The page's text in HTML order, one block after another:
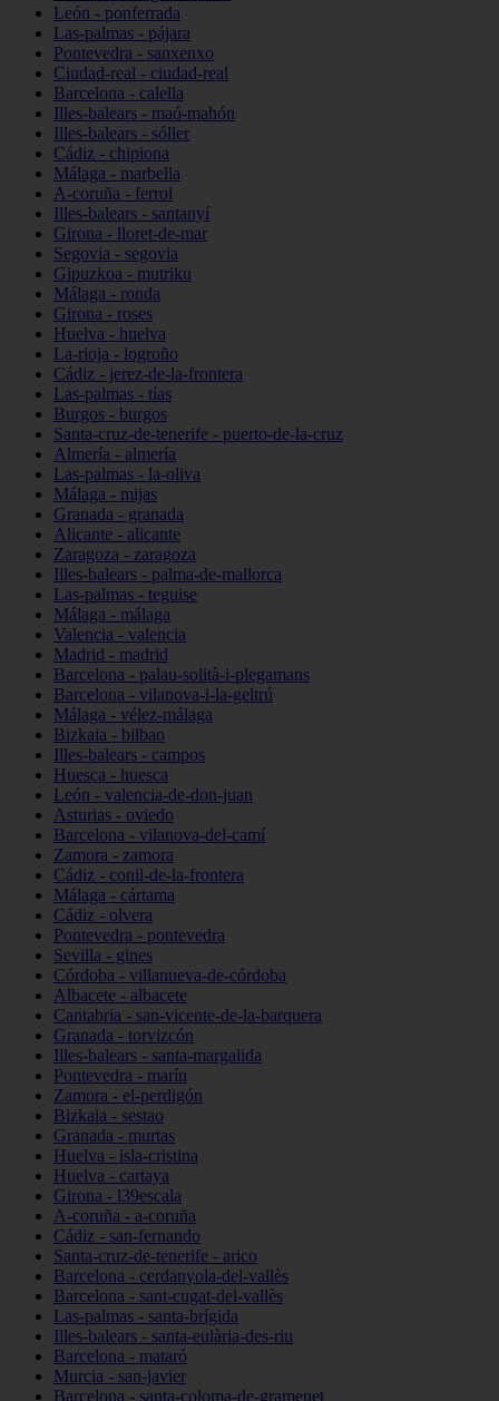
León - ponferrada
Las-palmas - pájara
Pontevedra - sanxenxo
Ciudad-real - ciudad-real
Barcelona - calella
Illes-balears - maó-mahón
Illes-balears - sóller
Cádiz - chipiona
Málaga - marbella
A-coruña - ferrol
Illes-balears - santanyí
Girona - lloret-de-mar
Segovia - segovia
Gipuzkoa - mutriku
Málaga - ronda
Girona - roses
Huelva - huelva
La-rioja - logroño
Cádiz - jerez-de-la-frontera
Las-palmas - tías
Burgos - burgos
Santa-cruz-de-tenerife - puerto-de-la-cruz
Almería - almería
Las-palmas - la-oliva
Málaga - mijas
Granada - granada
Alicante - alicante
Zaragoza - zaragoza
Illes-balears - palma-de-mallorca
Las-palmas - teguise
Málaga - málaga
Valencia - valencia
Madrid - madrid
Barcelona - palau-solità-i-plegamans
Barcelona - vilanova-i-la-geltrú
Málaga - vélez-málaga
Bizkaia - bilbao
Illes-balears - campos
Huesca - huesca
León - valencia-de-don-juan
Asturias - oviedo
Barcelona - vilanova-del-camí
Zamora - zamora
Cádiz - conil-de-la-frontera
Málaga - cártama
Cádiz - olvera
Pontevedra - pontevedra
Sevilla - gines
Córdoba - villanueva-de-córdoba
Albacete - albacete
Cantabria - san-vicente-de-la-barquera
Granada - torvizcón
Illes-balears - santa-margalida
Pontevedra - marín
Zamora - el-perdigón
Bizkaia - sestao
Granada - murtas
Huelva - isla-cristina
Huelva - cartaya
Girona - l39escala
A-coruña - a-coruña
Cádiz - san-fernando
Santa-cruz-de-tenerife - arico
Barcelona - cerdanyola-del-vallès
Barcelona - sant-cugat-del-vallès
Las-palmas - santa-brígida
Illes-balears - santa-eulària-des-riu
Barcelona - mataró
Murcia - san-javier
Barcelona - santa-coloma-de-gramenet